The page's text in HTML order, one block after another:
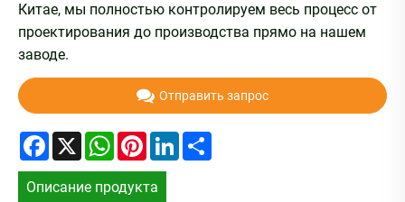
Китае, мы полностью контролируем весь процесс от
проектирования до производства прямо на нашем
заводе.
Отправить запрос
Facebook
X WhatsApp
PinterestLinkedIn
Описание продукта